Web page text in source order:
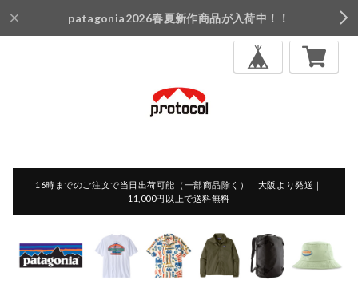
patagonia2026春夏新作商品が入荷中！！
16時までのご注文で当日出荷可能（一部商品除く）｜大阪より発送｜
11,000円以上で送料無料